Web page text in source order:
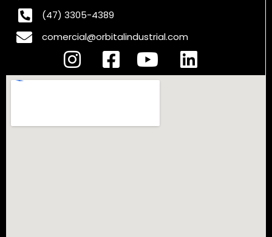
(47) 3305-4389
comercial@orbitalindustrial.com